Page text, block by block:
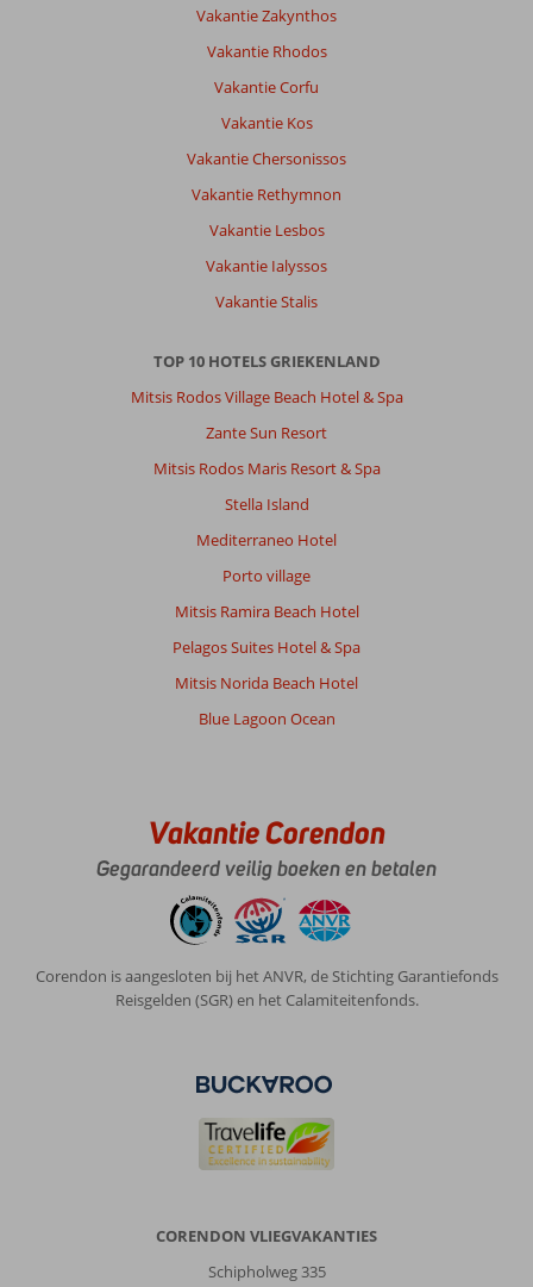
Vakantie Zakynthos
Vakantie Rhodos
Vakantie Corfu
Vakantie Kos
Vakantie Chersonissos
Vakantie Rethymnon
Vakantie Lesbos
Vakantie Ialyssos
Vakantie Stalis
TOP 10 HOTELS GRIEKENLAND
Mitsis Rodos Village Beach Hotel & Spa
Zante Sun Resort
Mitsis Rodos Maris Resort & Spa
Stella Island
Mediterraneo Hotel
Porto village
Mitsis Ramira Beach Hotel
Pelagos Suites Hotel & Spa
Mitsis Norida Beach Hotel
Blue Lagoon Ocean
Vakantie Corendon
Gegarandeerd veilig boeken en betalen
Corendon is aangesloten bij het ANVR, de Stichting Garantiefonds
Reisgelden (SGR) en het Calamiteitenfonds.
CORENDON VLIEGVAKANTIES
Schipholweg 335